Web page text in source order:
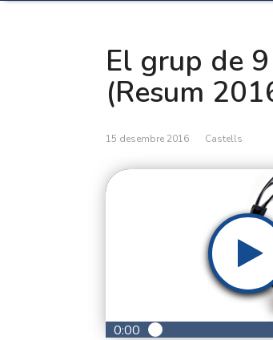
El grup de
(Resum
15 desembre 2016 Castells
0:00